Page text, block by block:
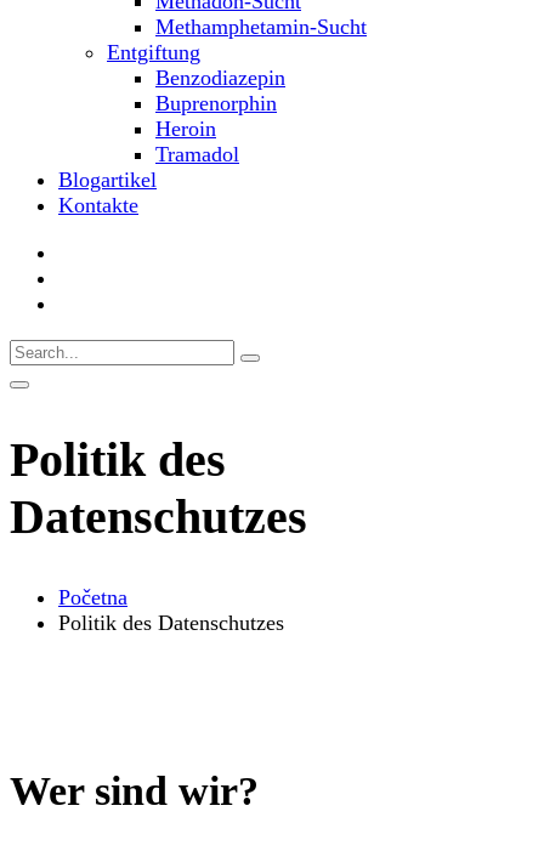
Methamphetamin-Sucht
Entgiftung
Benzodiazepin
Buprenorphin
Heroin
Tramadol
Blogartikel
Kontakte
Politik des
Datenschutzes
Početna
Politik des Datenschutzes
Wer sind wir?